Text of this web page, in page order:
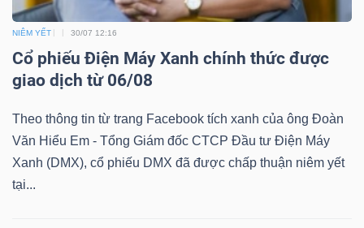
NIÊM YẾT 30/07 12:16
Cổ phiếu Điện Máy Xanh chính thức được
giao dịch từ 06/08
Theo thông tin từ trang Facebook tích xanh của ông Đoàn
Văn Hiểu Em - Tổng Giám đốc CTCP Đầu tư Điện Máy
Xanh (DMX), cổ phiếu DMX đã được chấp thuận niêm yết
tại...